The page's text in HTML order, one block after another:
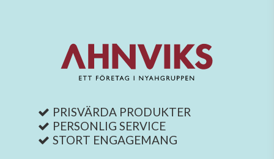
PRISVÄRDA PRODUKTER
PERSONLIG SERVICE
STORT ENGAGEMANG